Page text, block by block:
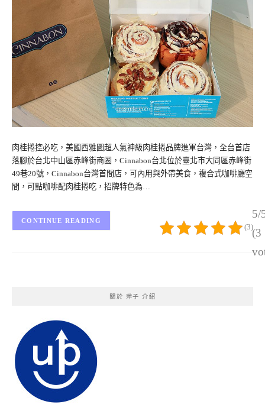
肉桂捲控必吃，美國西雅圖超人氣神級肉桂捲品牌進軍台灣，全台首店
落腳於台北中山區赤峰街商圈，Cinnabon台北位於臺北市大同區赤峰街
49巷20號，Cinnabon台灣首間店，可內用與外帶美食，複合式咖啡廳空
間，可點咖啡配肉桂捲吃，招牌特色為…
5/
(3
(3)
CONTINUE READING
關於 萍子 介紹